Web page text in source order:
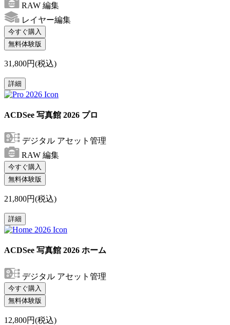
RAW 編集
レイヤー編集
今すぐ購入
無料体験版
31,800円(税込)
詳細
ACDSee 写真館 2026 プロ
デジタル アセット管理
RAW 編集
今すぐ購入
無料体験版
21,800円(税込)
詳細
ACDSee 写真館 2026 ホーム
デジタル アセット管理
今すぐ購入
無料体験版
12,800円(税込)